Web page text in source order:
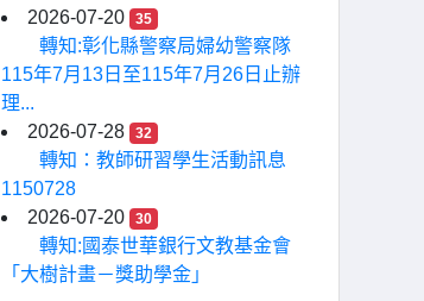
2026-07-20
35
轉知:彰化縣警察局婦幼警察隊
115年7月13日至115年7月26日止辦
理...
2026-07-28
32
轉知：教師研習學生活動訊息
1150728
2026-07-20
30
轉知:國泰世華銀行文教基金會
「大樹計畫－獎助學金」